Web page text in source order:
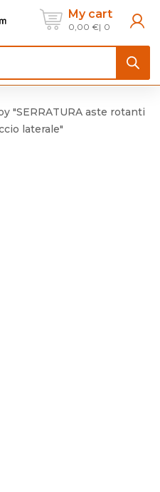
My cart
0,00 € 0
"SERRATURA aste rotanti
laterale"